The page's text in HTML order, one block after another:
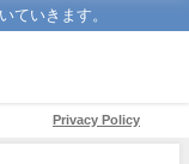
ていきます。
Privacy Policy